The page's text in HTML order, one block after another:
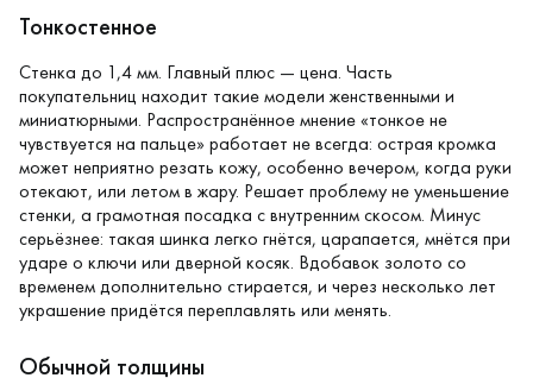
Тонкостенное
Стенка до 1,4 мм. Главный плюс — цена. Часть
покупательниц находит такие модели женственными и
миниатюрными. Распространённое мнение «тонкое не
чувствуется на пальце» работает не всегда: острая кромка
может неприятно резать кожу, особенно вечером, когда руки
отекают, или летом в жару. Решает проблему не уменьшение
стенки, а грамотная посадка с внутренним скосом. Минус
серьёзнее: такая шинка легко гнётся, царапается, мнётся при
ударе о ключи или дверной косяк. Вдобавок золото со
временем дополнительно стирается, и через несколько лет
украшение придётся переплавлять или менять.
Обычной толщины